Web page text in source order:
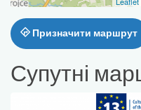
Призначити маршрут
Супутні